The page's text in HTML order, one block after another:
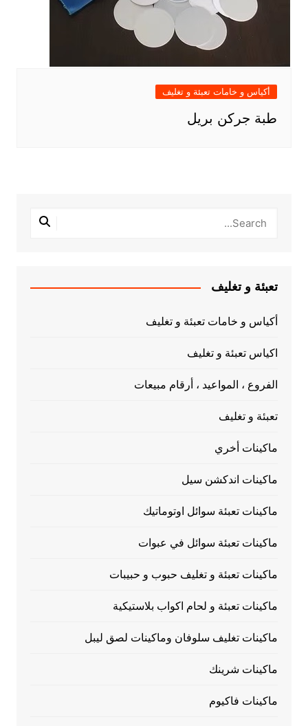
أكياس و خامات تعبئة و تغليف
طبة جركن بريل
تعبئة و تغليف
أكياس و خامات تعبئة و تغليف
اكياس تعبئة و تغليف
الفروع ، المواعيد ، أرقام مبيعات
تعبئة و تغليف
ماكينات أخري
ماكينات اندكشن سيل
ماكينات تعبئة سوائل اوتوماتيك
ماكينات تعبئة سوائل في عبوات
ماكينات تعبئة و تغليف حبوب و حبيبات
ماكينات تعبئة و لحام اكواب بلاستيكية
ماكينات تغليف سلوفان وماكينات لصق ليبل
ماكينات شرينك
ماكينات فاكيوم